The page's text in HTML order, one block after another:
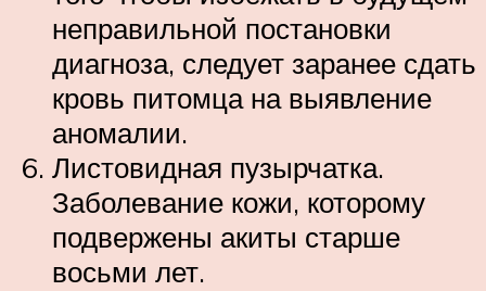
неправильной постановки
диагноза, следует заранее сдать
кровь питомца на выявление
аномалии.
Листовидная пузырчатка.
Заболевание кожи, которому
подвержены акиты старше
восьми лет.